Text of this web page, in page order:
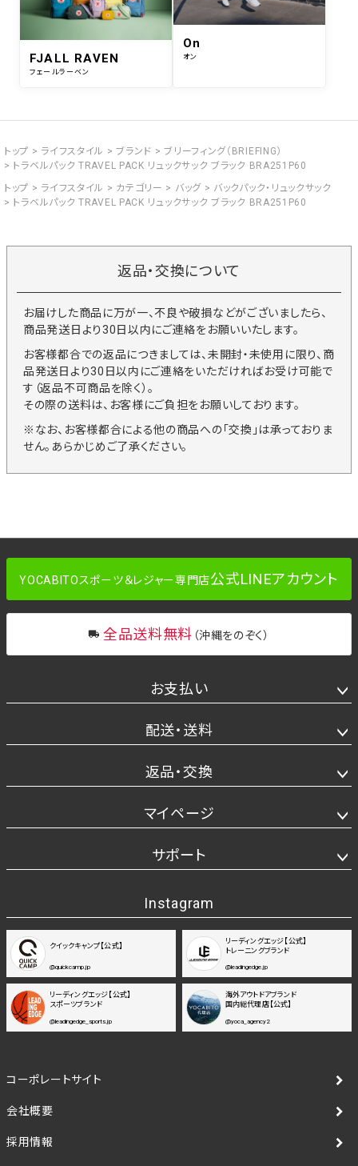
FJALL RAVEN
フェールラーベン
On
オン
トップ ライフスタイル ブランド
ブリーフィング（BRIEFING）
トラベルパック TRAVEL PACK リュックサック ブラック BRA251P60
トップ
ライフスタイル カテゴリー バッグ
バックパック・リュックサック
トラベルパック TRAVEL PACK リュックサック ブラック BRA251P60
返品・交換について
お届けした商品に万が一、不良や破損などがございましたら、
商品発送日より30日以内にご連絡をお願いいたします。
お客様都合での返品につきましては、未開封・未使用に限り、商
品発送日より30日以内にご連絡をいただければお受け可能で
す（返品不可商品を除く）。
その際の送料は、お客様にご負担をお願いしております。
※なお、お客様都合による他の商品への「交換」は承っておりま
せん。あらかじめご了承ください。
YOCABITOスポーツ＆レジャー専門店公式LINEアカウント
全品送料無料 （沖縄をのぞく）
お支払い
配送・送料
返品・交換
マイページ
サポート
Instagram
クイックキャンプ【公式】
@quickcamp.jp
リーディングエッジ【公式】
トレーニングブランド
@leadingedge.jp
リーディングエッジ【公式】
スポーツブランド
@leadingedge_sports.jp
海外アウトドアブランド
国内総代理店【公式】
@yoca_agency2
コーポレートサイト
会社概要
採用情報